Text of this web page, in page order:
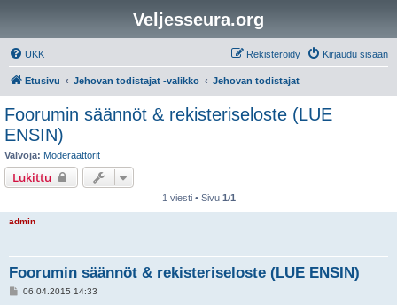
Veljesseura.org
UKK Kirjaudu sisään
Rekisteröidy
Etusivu Jehovan todistajat -valikko Jehovan todistajat
Foorumin säännöt & rekisteriseloste (LUE
ENSIN)
Valvoja: Moderaattorit
Lukittu
1 viesti • Sivu 1/1
admin
Foorumin säännöt & rekisteriseloste (LUE ENSIN)
V06.04.2015 14:33